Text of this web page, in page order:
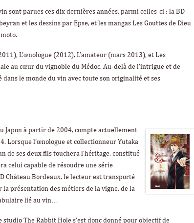
sont parues ces dix dernières années, parmi celles-ci : la BD
et les dessins par Epse, et les mangas Les Gouttes de Dieu
L’œnologue (2012), L’amateur (mars 2013), et Les
au cœur du vignoble du Médoc. Au-delà de l’intrigue et de
le monde du vin avec toute son originalité et ses
Japon à partir de 2004, compte actuellement
Lorsque l’œnologue et collectionneur Yutaka
de ses deux fils touchera l’héritage, constitué
celui capable de résoudre une série
Château Bordeaux, le lecteur est transporté
présentation des métiers de la vigne, de la
lié au vin…
studio The Rabbit Hole s’est donc donné pour objectif de